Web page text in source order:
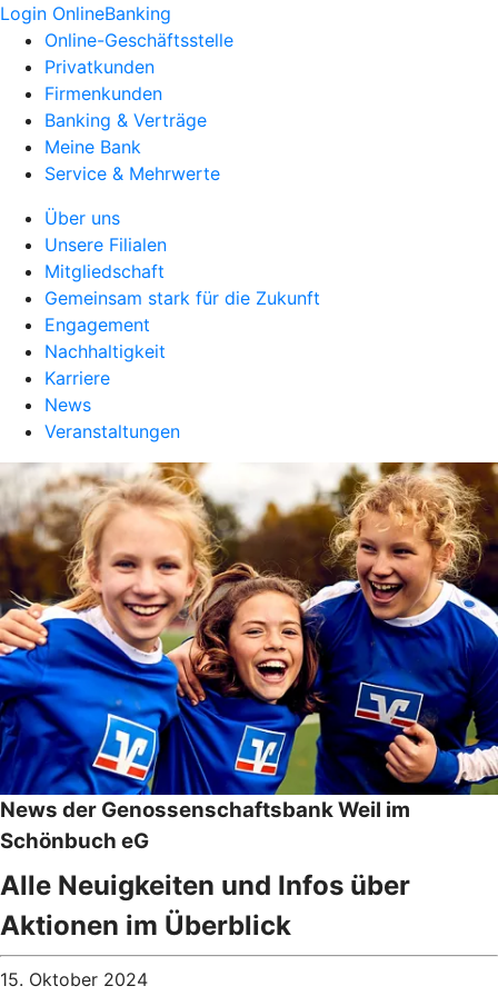
Login OnlineBanking
Online-Geschäftsstelle
Privatkunden
Firmenkunden
Banking & Verträge
Meine Bank
Service & Mehrwerte
Über uns
Unsere Filialen
Mitgliedschaft
Gemeinsam stark für die Zukunft
Engagement
Nachhaltigkeit
Karriere
News
Veranstaltungen
News der Genossenschaftsbank Weil im
Schönbuch eG
Alle Neuigkeiten und Infos über
Aktionen im Überblick
15. Oktober 2024